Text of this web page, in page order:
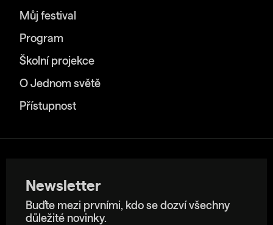
Můj festival
Program
Školní projekce
O Jednom světě
Přístupnost
Newsletter
Buďte mezi prvními, kdo se dozví všechny
důležité novinky.